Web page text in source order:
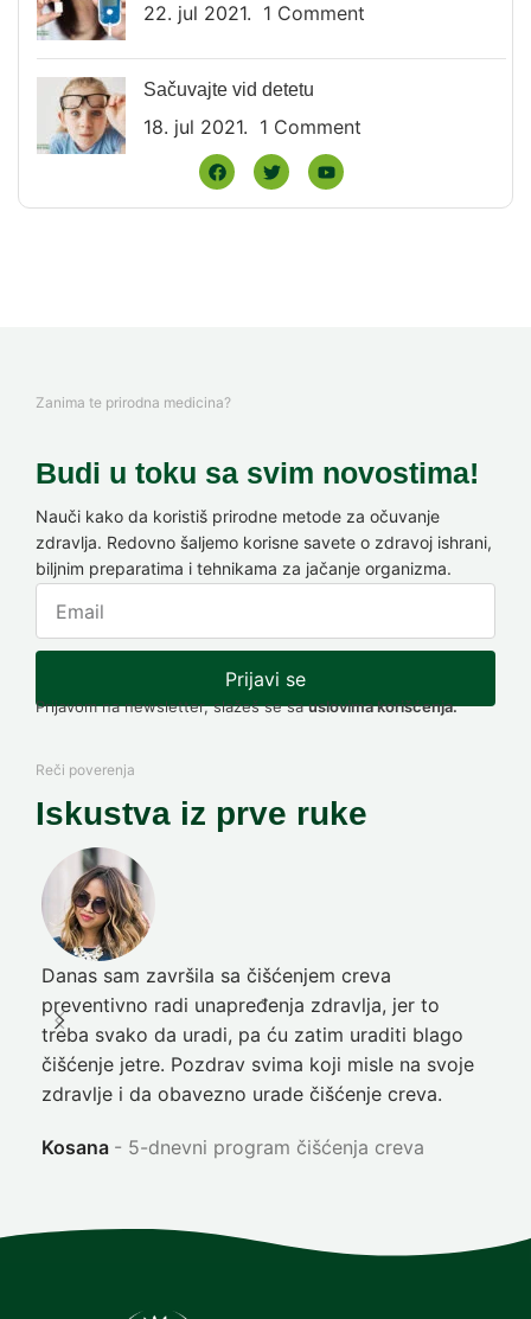
22. jul 2021. 1 Comment
Sačuvajte vid detetu
18. jul 2021. 1 Comment
Zanima te prirodna medicina?
Budi u toku sa svim novostima!
Nauči kako da koristiš prirodne metode za očuvanje
zdravlja. Redovno šaljemo korisne savete o zdravoj ishrani,
biljnim preparatima i tehnikama za jačanje organizma.
Prijavi se
Prijavom na newsletter, slažeš se sauslovima korišćenja.
Reči poverenja
Iskustva iz prve ruke
Danas sam završila sa čišćenjem creva
preventivno radi unapređenja zdravlja, jer to
treba svako da uradi, pa ću zatim uraditi blago
čišćenje jetre. Pozdrav svima koji misle na svoje
zdravlje i da obavezno urade čišćenje creva.
Kosana 5-dnevni program čišćenja creva